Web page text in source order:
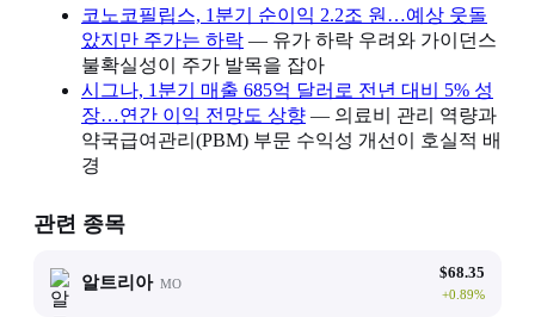
코노코필립스, 1분기 순이익 2.2조 원…예상 웃돌
았지만 주가는 하락 — 유가 하락 우려와 가이던스
불확실성이 주가 발목을 잡아
시그나, 1분기 매출 685억 달러로 전년 대비 5% 성
장…연간 이익 전망도 상향 — 의료비 관리 역량과
약국급여관리(PBM) 부문 수익성 개선이 호실적 배
경
관련 종목
알트리아 MO
$68.35
+0.89%